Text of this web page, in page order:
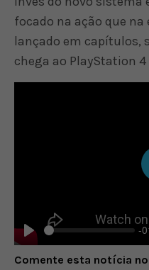
focado na ação que na
lançado em capítulos,
chega ao PlayStation
Play
-
Comente esta notícia no